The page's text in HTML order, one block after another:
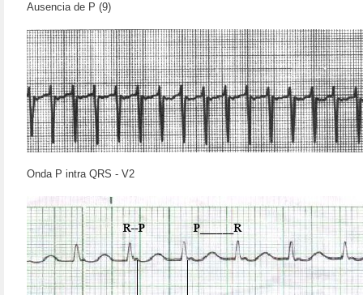
Ausencia de P (9)
Onda P intra QRS - V2